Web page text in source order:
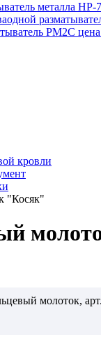
металла HP-
РМ2С
кровли
"Косяк"